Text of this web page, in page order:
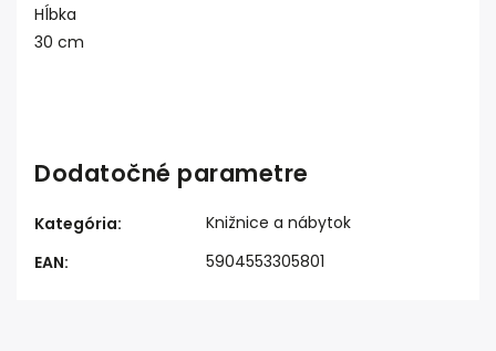
Hĺbka
30 cm
Dodatočné parametre
Kategória:
Knižnice a nábytok
EAN: 5904553305801